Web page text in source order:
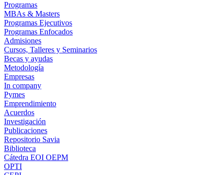
Programas
MBAs & Masters
Programas Ejecutivos
Programas Enfocados
Admisiones
Cursos, Talleres y Seminarios
Becas y ayudas
Metodología
Empresas
In company
Pymes
Emprendimiento
Acuerdos
Investigación
Publicaciones
Repositorio Savia
Biblioteca
Cátedra EOI OEPM
OPTI